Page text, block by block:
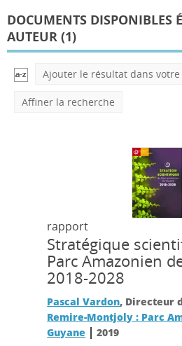
DOCUMENTS DISPONIBLES
AUTEUR (1)
Ajouter le résultat dans
Affiner la recherche
rapport
Stratégique
Parc Amazonien
2018-2028
Pascal Vardon, Directeur
Remire-Montjoly : Parc
Guyane |2019